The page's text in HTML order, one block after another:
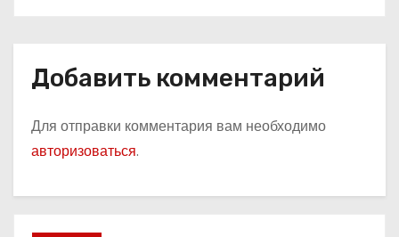
Добавить комментарий
Для отправки комментария вам необходимо
авторизоваться.